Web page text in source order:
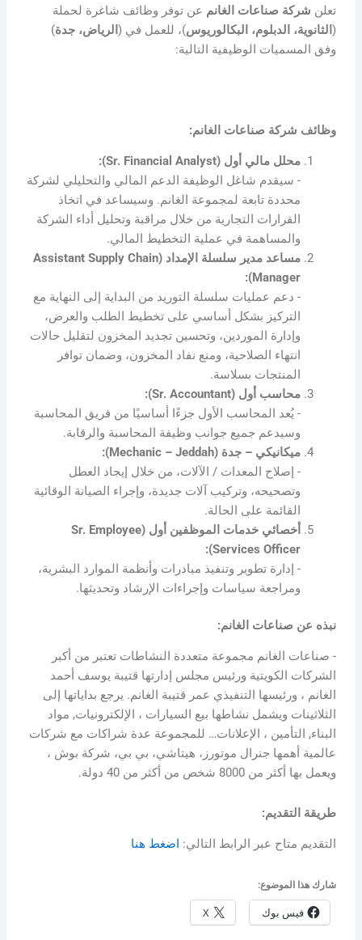
تعلن شركة صناعات الغانم عن توفر وظائف شاغرة لحملة
( الثانوية، الدبلوم، البكالوريوس)، للعمل في ( الرياض، جدة)
وفق المسميات الوظيفية التالية:
وظائف شركة صناعات الغانم:
محلل مالي أول (Sr. Financial Analyst):
­- سيقدم شاغل الوظيفة الدعم المالي والتحليلي لشركة
محددة تابعة لمجموعة الغانم. وسيساعد في اتخاذ
القرارات التجارية من خلال مراقبة وتحليل أداء الشركة
والمساهمة في عملية التخطيط المالي.
مساعد مدير سلسلة الإمداد (Assistant Supply Chain
Manager):
­- دعم عمليات سلسلة التوريد من البداية إلى النهاية مع
التركيز بشكل أساسي على تخطيط الطلب والعرض،
وإدارة الموردين، وتحسين تجديد المخزون لتقليل حالات
انتهاء الصلاحية، ومنع نفاد المخزون، وضمان توافر
المنتجات بسلاسة.
محاسب أول (Sr. Accountant):
­- يُعد المحاسب الأول جزءًا أساسيًا من فريق المحاسبة
وسيدعم جميع جوانب وظيفة المحاسبة والرقابة.
ميكانيكي – جدة (Mechanic – Jeddah):
­- إصلاح المعدات / الآلات، من خلال إيجاد العطل
وتصحيحه، وتركيب آلات جديدة، وإجراء الصيانة الوقائية
القائمة على الحالة.
أخصائي خدمات الموظفين أول (Sr. Employee
Services Officer):
­- إدارة تطوير وتنفيذ مبادرات وأنظمة الموارد البشرية،
ومراجعة سياسات وإجراءات الإرشاد وتحديثها.
نبذه عن صناعات الغانم:
­- صناعات الغانم مجموعة متعددة النشاطات تعتبر من أكبر
الشركات الكويتية ورئيس مجلس إدارتها قتيبة يوسف أحمد
الغانم ، ورئيسها التنفيذي عمر قتيبة الغانم. يرجع بداياتها إلى
الثلاثينات ويشمل نشاطها بيع السيارات ، الإلكترونيات, مواد
البناء, التأمين ، الإعلانات… للمجموعة عدة شراكات مع شركات
عالمية أهمها جنرال موتورز، هيتاشي، بي بي، شركة بوش ،
ويعمل بها أكثر من 8000 شخص من أكثر من 40 دولة.
طريقة التقديم:
التقديم متاح عبر الرابط التالي: اضغط هنا
شارك هذا الموضوع:
فيس بوك X